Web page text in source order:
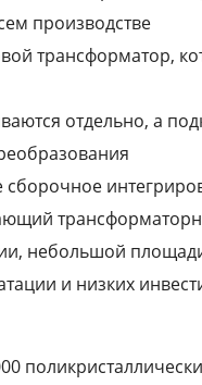
производстве
трансформатор,
отдельно, а
сборочное
небольшой
и низких